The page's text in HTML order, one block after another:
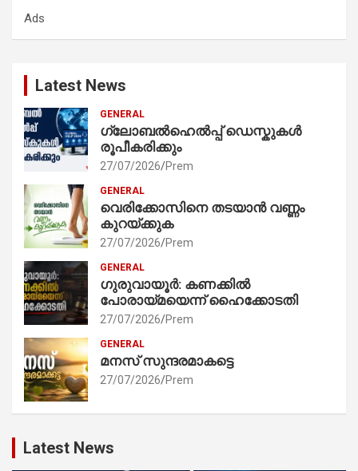
h
Ads
Latest News
GENERAL
ഗ്ലോബൽഹെൽപ്പ് ഡെസ്കുകൾ
രൂപീകരിക്കും
27/07/2026 Prem
GENERAL
വെരിക്കോസിനെ തടയാൻ വണ്ണം
കുറയ്ക്കുക
27/07/2026 Prem
GENERAL
ഗുരുവായൂർ: കണക്കിൽ
പോരായ്മയെന്ന് ഹൈക്കോടതി
27/07/2026 Prem
GENERAL
മനസ് സുന്ദരമാകട്ടെ
27/07/2026 Prem
Latest News